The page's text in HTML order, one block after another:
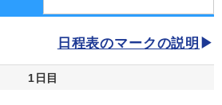
日程表のマークの説明
1日目